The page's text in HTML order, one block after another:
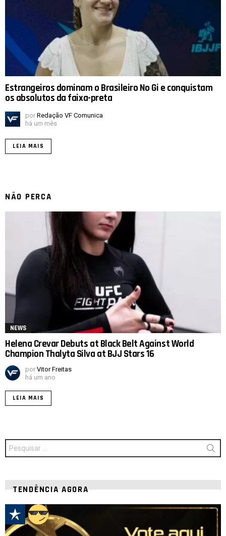
Estrangeiros dominam o Brasileiro No Gi e conquistam
os absolutos da faixa-preta
por Redação VF Comunica
há um mês
LEIA MAIS
NÃO PERCA
NEWS
Helena Crevar Debuts at Black Belt Against World
Champion Thalyta Silva at BJJ Stars 16
por Vitor Freitas
há um ano
LEIA MAIS
Procurar
por:
TENDÊNCIA AGORA